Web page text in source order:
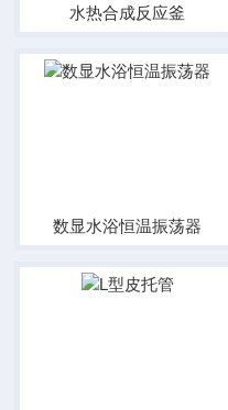
水热合成反应釜
数显水浴恒温振荡器